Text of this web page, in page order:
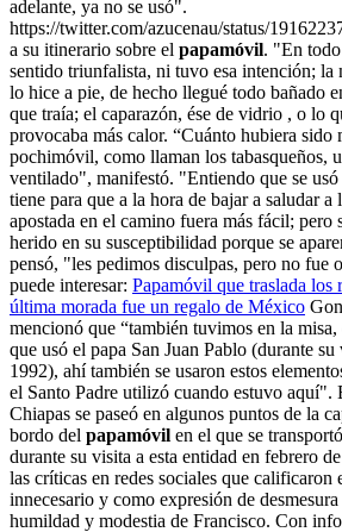
adelante, ya no se usó".
https://twitter.com/azucenau/status/
a su itinerario sobre el papamóvil. "En
sentido triunfalista, ni tuvo esa intención; la
lo hice a pie, de hecho llegué todo bañado
que traía; el caparazón, ése de vidrio , o lo
provocaba más calor. “Cuánto hubiera sido
pochimóvil, como llaman los tabasqueños,
ventilado", manifestó. "Entiendo que se
tiene para que a la hora de bajar a saludar a
apostada en el camino fuera más fácil; pero
herido en su susceptibilidad porque se
pensó, "les pedimos disculpas, pero no fue
puede interesar: Papamóvil que traslada los
última morada fue un regalo de México
mencionó que “también tuvimos en la
que usó el papa San Juan Pablo (durante su
1992), ahí también se usaron estos
el Santo Padre utilizó cuando estuvo aquí".
Chiapas se paseó en algunos puntos de la
bordo del papamóvil en el que se
durante su visita a esta entidad en febrero
las críticas en redes sociales que calificaron
innecesario y como expresión de
humildad y modestia de Francisco. Con